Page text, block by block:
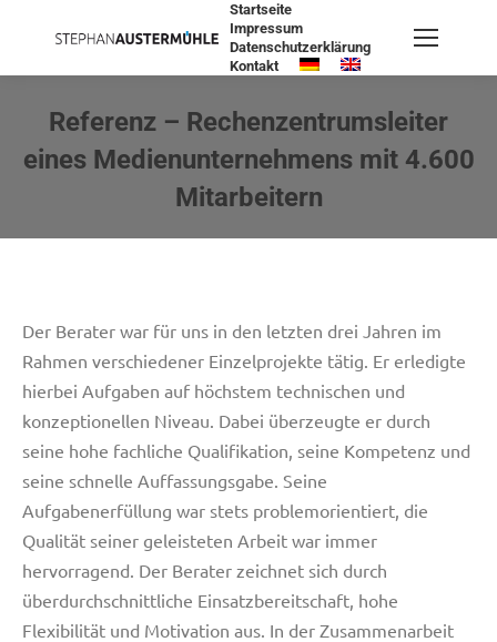
Startseite
Impressum
Datenschutzerklärung
Kontakt
Referenz – Rechenzentrumsleiter
eines Medienunternehmens mit 4.600
Mitarbeitern
Der Berater war für uns in den letzten drei Jahren im
Rahmen verschiedener Einzelprojekte tätig. Er erledigte
hierbei Aufgaben auf höchstem technischen und
konzeptionellen Niveau. Dabei überzeugte er durch
seine hohe fachliche Qualifikation, seine Kompetenz und
seine schnelle Auffassungsgabe. Seine
Aufgabenerfüllung war stets problemorientiert, die
Qualität seiner geleisteten Arbeit war immer
hervorragend. Der Berater zeichnet sich durch
überdurchschnittliche Einsatzbereitschaft, hohe
Flexibilität und Motivation aus. In der Zusammenarbeit